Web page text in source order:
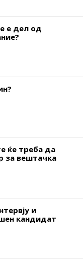
е дел од
ќе треба да
за вештачка
и
кандидат